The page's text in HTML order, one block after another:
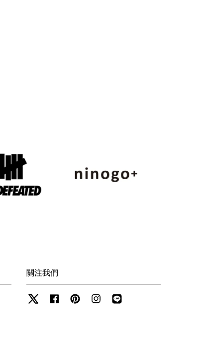
關注我們
Twitter FacebookPinterest Instagram